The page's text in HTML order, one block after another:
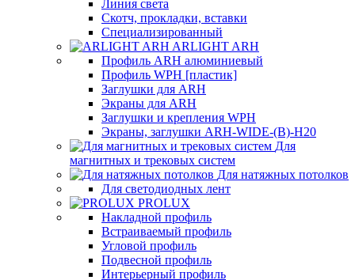
Линия света
Скотч, прокладки, вставки
Специализированный
ARLIGHT ARH
Профиль ARH алюминиевый
Профиль WPH [пластик]
Заглушки для ARH
Экраны для ARH
Заглушки и крепления WPH
Экраны, заглушки ARH-WIDE-(B)-H20
Для
магнитных и трековых систем
Для натяжных потолков
Для светодиодных лент
PROLUX
Накладной профиль
Встраиваемый профиль
Угловой профиль
Подвесной профиль
Интерьерный профиль